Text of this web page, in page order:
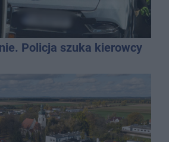
Policja szuka kierowcy